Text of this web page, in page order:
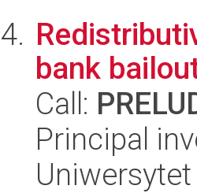
bank
Call:
Principal